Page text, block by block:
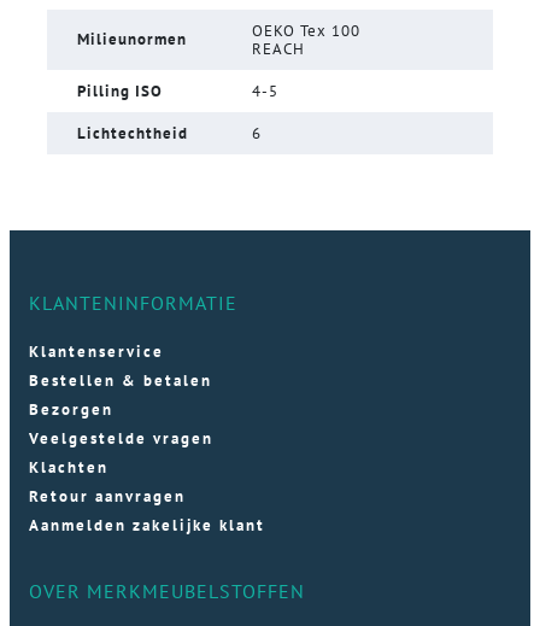
Milieunormen
OEKO Tex 100
REACH
Pilling ISO 4-5
Lichtechtheid 6
KLANTENINFORMATIE
Klantenservice
Bestellen & betalen
Bezorgen
Veelgestelde vragen
Klachten
Retour aanvragen
Aanmelden zakelijke klant
OVER MERKMEUBELSTOFFEN